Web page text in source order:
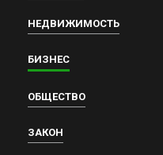
НЕДВИЖИМОСТЬ
БИЗНЕС
ОБЩЕСТВО
ЗАКОН